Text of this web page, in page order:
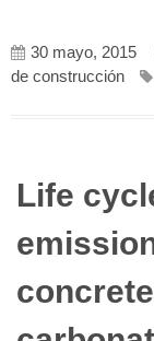
30 mayo, 2015
de construcción
Life